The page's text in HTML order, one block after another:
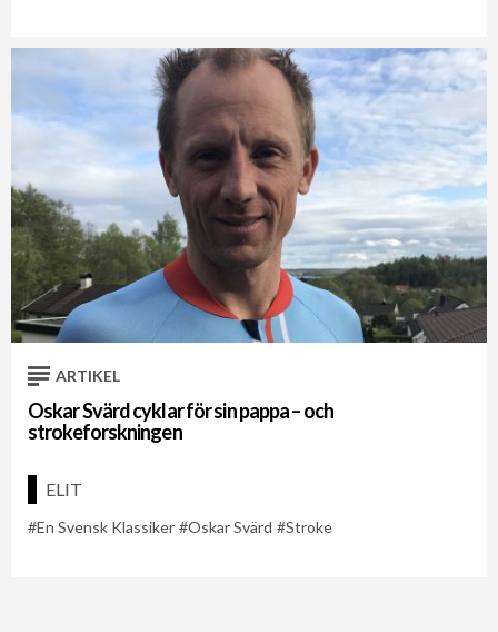
ARTIKEL
Oskar Svärd cyklar för sin pappa – och
strokeforskningen
ELIT
En Svensk Klassiker Oskar Svärd Stroke